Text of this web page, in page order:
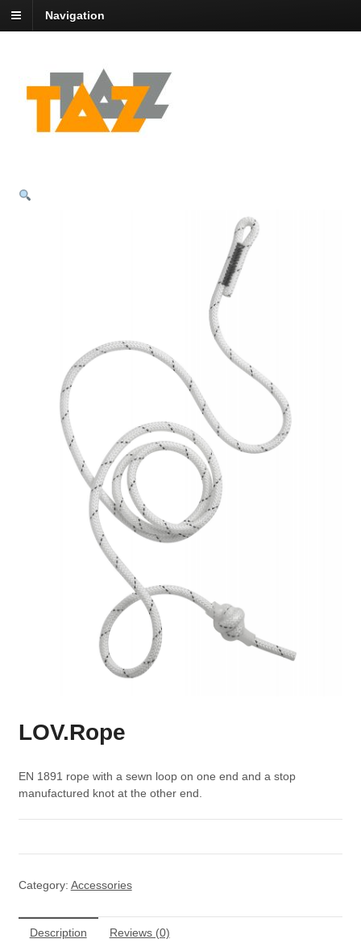
Navigation
LOV.Rope
EN 1891 rope with a sewn loop on one end and a stop
manufactured knot at the other end.
Category: Accessories
Description Reviews (0)